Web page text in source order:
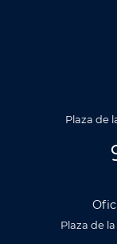
Plaza de
Plaza de